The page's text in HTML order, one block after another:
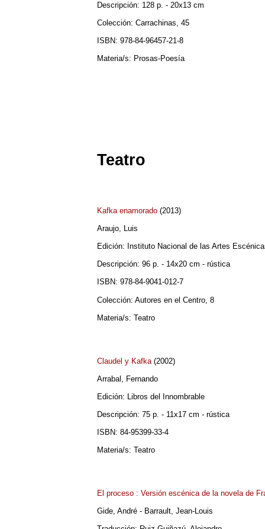
Descripción: 128 p. - 20x13 cm
Colección: Carrachinas, 45
ISBN: 978-84-96457-21-8
Materia/s: Prosas-Poesía
Teatro
Kafka enamorado (2013)
Araujo, Luis
Edición: Instituto Nacional de las Artes
Descripción: 96 p. - 14x20 cm - rústica
ISBN: 978-84-9041-012-7
Colección: Autores en el Centro, 8
Materia/s: Teatro
Claudel y Kafka(2002)
Arrabal, Fernando
Edición: Libros del Innombrable
Descripción: 75 p. - 11x17 cm - rústica
ISBN: 84-95399-33-4
Materia/s: Teatro
El proceso : Versión escénica de la novela de
Gide, André - Barrault, Jean-Louis